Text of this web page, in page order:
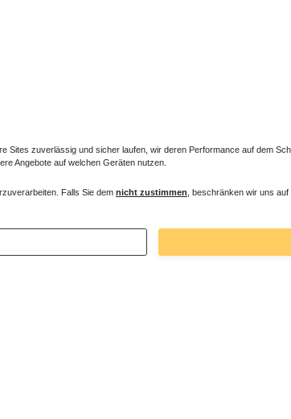
für Heizkörper Verlängertes Ventil für
72,32 € *
Sites zuverlässig und sicher laufen, wir deren Performance auf dem
Angebote auf welchen Geräten nutzen.
Falls Sie dem nicht zustimmen , beschränken wir uns